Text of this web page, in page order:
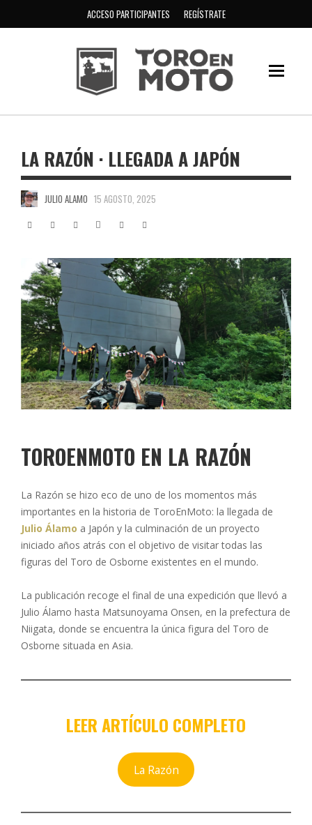
ACCESO PARTICIPANTES REGÍSTRATE
LA RAZÓN · LLEGADA A JAPÓN
JULIO ALAMO 15 AGOSTO, 2025
TOROENMOTO EN LA RAZÓN
La Razón se hizo eco de uno de los momentos más
importantes en la historia de ToroEnMoto: la llegada de
Julio Álamo a Japón y la culminación de un proyecto
iniciado años atrás con el objetivo de visitar todas las
figuras del Toro de Osborne existentes en el mundo.
La publicación recoge el final de una expedición que llevó a
Julio Álamo hasta Matsunoyama Onsen, en la prefectura de
Niigata, donde se encuentra la única figura del Toro de
Osborne situada en Asia.
LEER ARTÍCULO COMPLETO
La Razón